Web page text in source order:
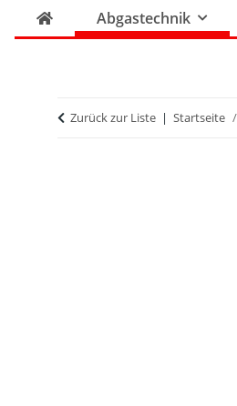
Abgastechnik
Zurück zur Liste Startseite